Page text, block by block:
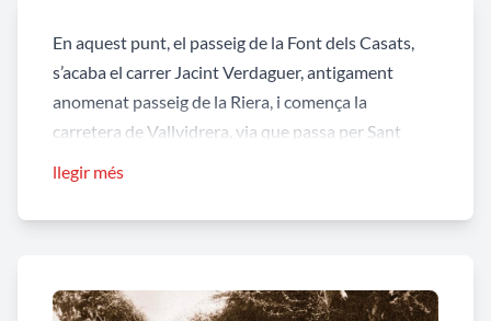
En aquest punt, el passeig de la Font dels Casats,
s’acaba el carrer Jacint Verdaguer, antigament
anomenat passeig de la Riera, i comença la
carretera de Vallvidrera, via que passa per Sant
van durar uns quants anys. Actualment, és una de
De l’originària Font dels Casats, d’estil modernista,
llegir més